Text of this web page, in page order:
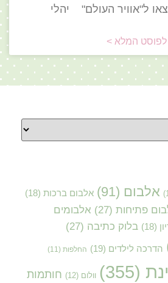
ל"אוויר העולם" יהלי
לפוסט המלא >
אלבום (91) אלבום ברכות (18)
פתיחות (27)
אלבומים
(18) בלוק כתיבה (27)
הדרכה לילדים (19) החלפות (11)
(355) וולום (12)
חותמות